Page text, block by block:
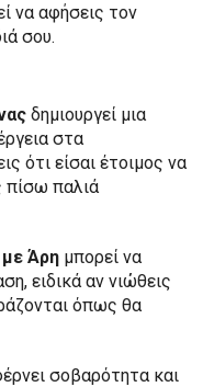
να αφήσεις τον
σου.
δημιουργεί μια
στα
ότι είσαι έτοιμος να
πίσω παλιά
Άρη μπορεί να
ειδικά αν νιώθεις
όπως θα
σοβαρότητα και